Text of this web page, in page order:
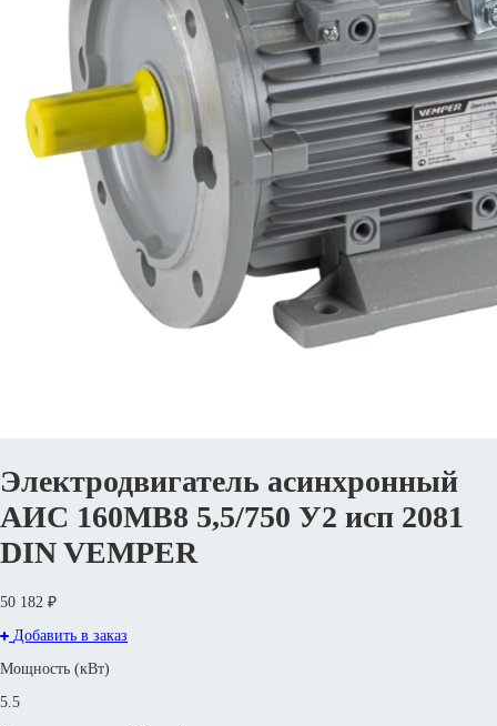
Электродвигатель асинхронный
АИС 160MВ8 5,5/750 У2 исп 2081
DIN VEMPER
50 182 ₽
Добавить в заказ
Мощность (кВт)
5.5